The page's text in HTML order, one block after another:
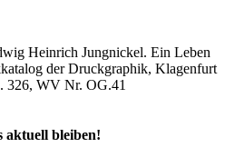
Heinrich Jungnickel. Ein Leben
der Druckgraphik, Klagenfurt
326, WV Nr. OG.41
aktuell bleiben!